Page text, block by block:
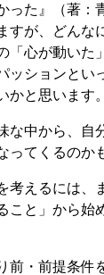
った』（著：
すが、どんな
「心が動いた
ッションとい
かと思います。
な中から、自
ってくるのか
考えるには、
こと」から始
前・前提条件